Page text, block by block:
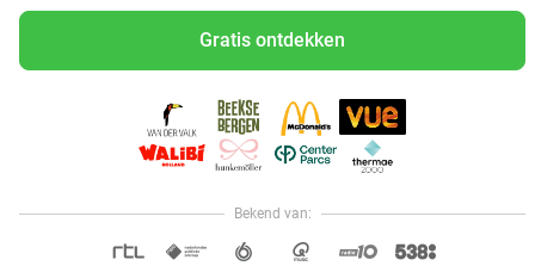
Gratis ontdekken
Bekend van:
Skiën met korting in Den Haag? Ontdek de leukste
skihallen en indoor skibanen
Schaatsen in Den Haag en omgeving
Holiday on Ice tickets met korting in Den Haag
Social Deal voordeelshop: ah, zoveel mooie deals in regio
Hoi, onze klantenservice is open,
dus als je een vraag hebt helpen